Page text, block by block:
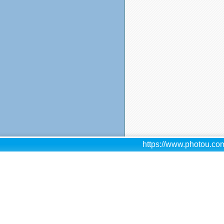
https://